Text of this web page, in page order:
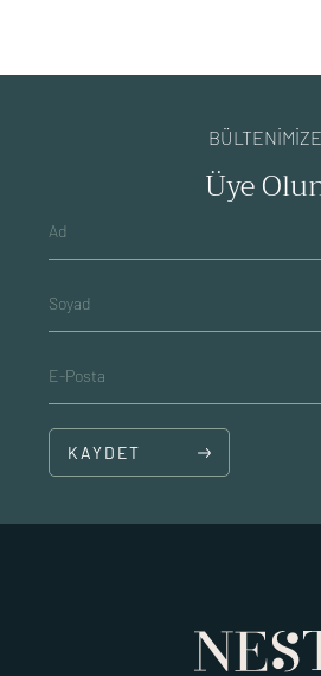
BÜLTENİMİZE
Üye
Ad
Soyad
E-Posta
KAYDET